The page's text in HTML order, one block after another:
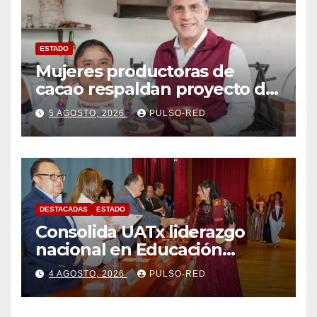
ESTADO
Mujeres productoras de
cacao respaldan proyecto de
Alfonso Sánchez García
rumbo a la Coordinación
Estatal de Morena
5 AGOSTO, 2026 PULSO-RED
DESTACADAS ESTADO
Consolida UATx liderazgo
nacional en Educación
Especial, Gerontología y
Ciencias de la Familia
4 AGOSTO, 2026 PULSO-RED